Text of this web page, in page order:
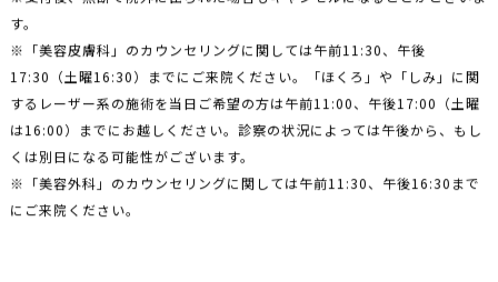
す。
※「美容皮膚科」のカウンセリングに関しては午前11:30、午後
17:30（土曜16:30）までにご来院ください。「ほくろ」や「しみ」に関
するレーザー系の施術を当日ご希望の方は午前11:00、午後17:00（土曜
は16:00）までにお越しください。診察の状況によっては午後から、もし
くは別日になる可能性がございます。
※「美容外科」のカウンセリングに関しては午前11:30、午後16:30まで
にご来院ください。